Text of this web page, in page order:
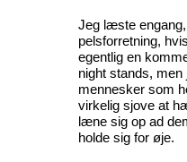
Jeg læste
pelsforretning,
egentlig en
night stands,
mennesker som
virkelig sjove at
læne sig op ad
holde sig for øje.